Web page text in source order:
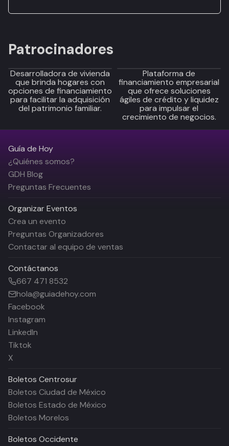
Patrocinadores
Desarrolladora de vivienda
que brinda hogares con
opciones de financiamiento
para facilitar la adquisición
del patrimonio familiar.
Plataforma de
financiamiento empresarial
que ofrece soluciones
ágiles de crédito y liquidez
para impulsar el
crecimiento de negocios.
Guía de Hoy
¿Quiénes somos?
GDH Blog
Preguntas Frecuentes
Organizar Eventos
Crea un evento
Preguntas Organizadores
Contactar al equipo de ventas
Contáctanos
667 471 8532
hola@guiadehoy.com
Facebook
Instagram
LinkedIn
Tiktok
X
Boletos Centrosur
Boletos Ciudad de México
Boletos Estado de México
Boletos Morelos
Boletos Occidente